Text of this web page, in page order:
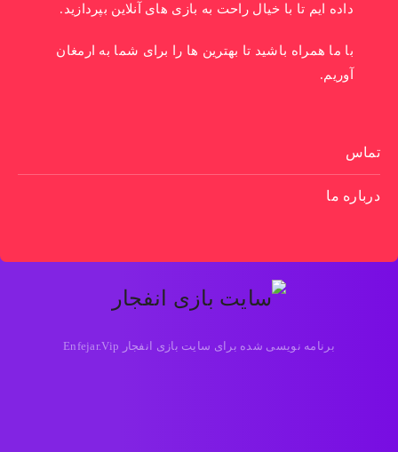
داده ایم تا با خیال راحت به بازی های آنلاین بپردازید.
با ما همراه باشید تا بهترین ها را برای شما به ارمغان
آوریم.
تماس
درباره ما
برنامه نویسی شده برای سایت بازی انفجار Enfejar.Vip